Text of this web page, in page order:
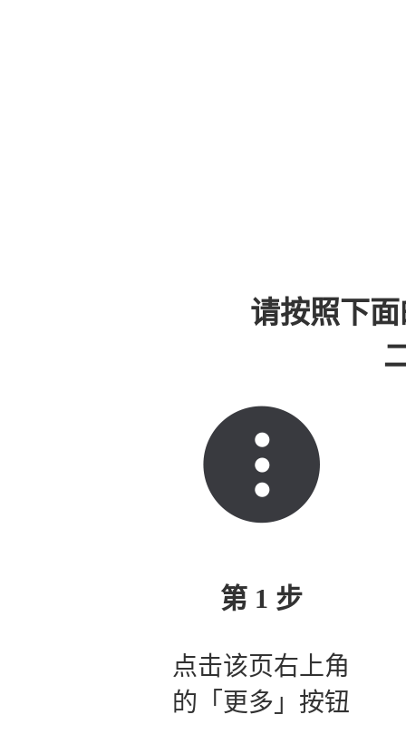
请按照下
第 1 步
点击该页右上角
的「更多」按钮